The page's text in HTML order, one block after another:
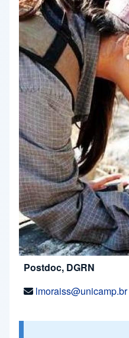
Postdoc, DGRN
lmoraiss@unicamp.br